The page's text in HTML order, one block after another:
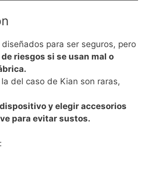
para ser seguros, pero
riesgos si se usan mal o
del caso de Kian son raras,
y elegir accesorios
para evitar sustos.